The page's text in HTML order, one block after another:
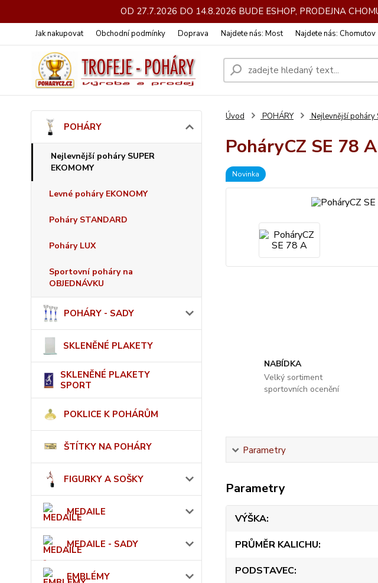
OD 27.7.2026 DO 14.8.2026 BUDE ESHOP, PRODEJNA
Jak nakupovat Obchodní podmínky Doprava Najdete nás: Most Najdete nás: Chomutov
POHÁRY
Nejlevnější poháry SUPER
EKOMOMY
Levné poháry EKONOMY
Poháry STANDARD
Poháry LUX
Sportovní poháry na
OBJEDNÁVKU
POHÁRY - SADY
SKLENĚNÉ PLAKETY
SKLENĚNÉ PLAKETY
SPORT
POKLICE K POHÁRŮM
ŠTÍTKY NA POHÁRY
FIGURKY A SOŠKY
MEDAILE
MEDAILE - SADY
EMBLÉMY
Úvod POHÁRY Nejlevnější poháry
PoháryCZ SE 78 A
Novinka
NABÍDKA
Velký sortiment
sportovních ocenění
Parametry
Parametry
VÝŠKA
PRŮMĚR KALICHU
PODSTAVEC